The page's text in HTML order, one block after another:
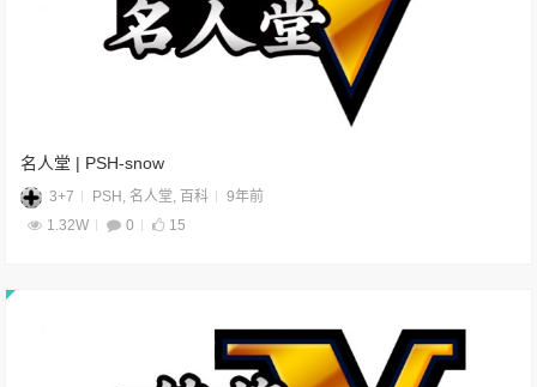
名人堂 | PSH-snow
3+7 PSH , 名人堂, 百科
9年前
1.32W
0 15